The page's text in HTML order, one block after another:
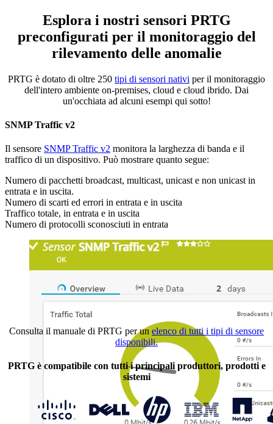
Esplora i nostri sensori PRTG
preconfigurati per il monitoraggio del
rilevamento delle anomalie
PRTG è dotato di oltre 250 tipi di sensori nativi per il monitoraggio
dell'intero ambiente on-premises, cloud e cloud ibrido. Dai
un'occhiata ad alcuni esempi qui sotto!
SNMP Traffic v2
Il sensore SNMP Traffic v2 monitora la larghezza di banda e il
traffico di un dispositivo. Può mostrare quanto segue:
Numero di pacchetti broadcast, multicast, unicast e non unicast in
entrata e in uscita.
Numero di scarti ed errori in entrata e in uscita
Traffico totale, in entrata e in uscita
Numero di protocolli sconosciuti in entrata
Consulta il manuale di PRTG per un elenco di tutti i tipi di sensore
disponibili.
PRTG è compatibile con tutti i principali produttori, prodotti e
sistemi